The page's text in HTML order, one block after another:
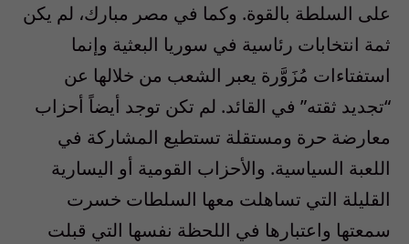
على السلطة بالقوة. وكما في مصر مبارك، لم يكن
ثمة انتخابات رئاسية في سوريا البعثية وإنما
استفتاءات مُزَوَّرة يعبر الشعب من خلالها عن
“تجديد ثقته” في القائد. لم تكن توجد أيضاً أحزاب
معارضة حرة ومستقلة تستطيع المشاركة في
اللعبة السياسية. والأحزاب القومية أو اليسارية
القليلة التي تساهلت معها السلطات خسرت
سمعتها واعتبارها في اللحظة نفسها التي قبلت